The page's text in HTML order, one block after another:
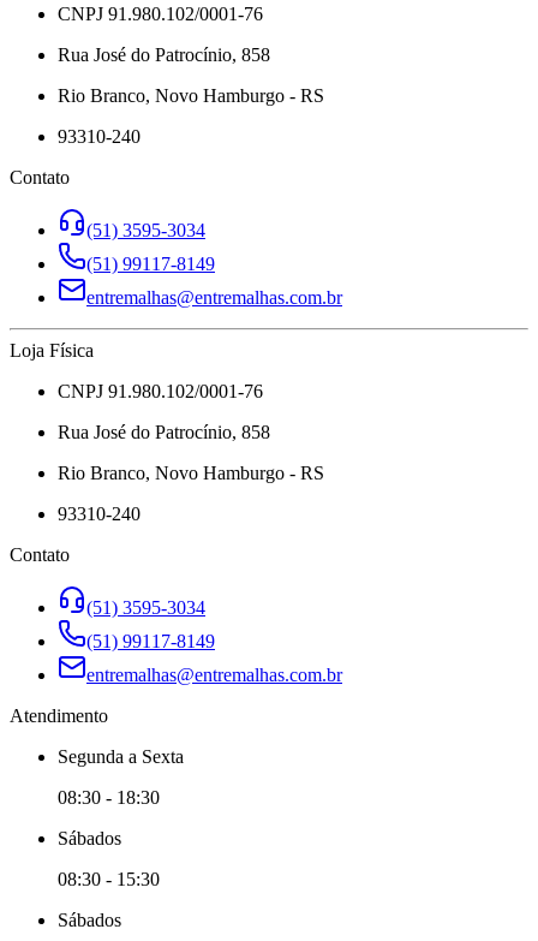
CNPJ 91.980.102/0001-76
Rua José do Patrocínio, 858
Rio Branco, Novo Hamburgo - RS
93310-240
Contato
(51) 3595-3034
(51) 99117-8149
entremalhas@entremalhas.com.br
Loja Física
CNPJ 91.980.102/0001-76
Rua José do Patrocínio, 858
Rio Branco, Novo Hamburgo - RS
93310-240
Contato
(51) 3595-3034
(51) 99117-8149
entremalhas@entremalhas.com.br
Atendimento
Segunda a Sexta
08:30 - 18:30
Sábados
08:30 - 15:30
Sábados